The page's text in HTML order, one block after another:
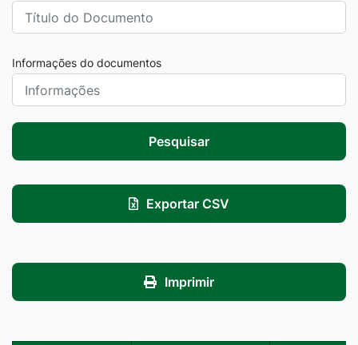
Informações do documentos
Pesquisar
Exportar CSV
Imprimir